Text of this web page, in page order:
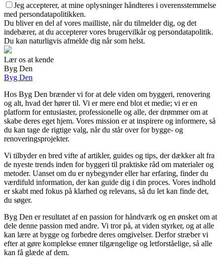
Jeg accepterer, at mine oplysninger håndteres i overensstemmelse
med persondatapolitikken.
Du bliver en del af vores mailliste, når du tilmelder dig, og det
indebærer, at du accepterer vores brugervilkår og persondatapolitik.
Du kan naturligvis afmelde dig når som helst.
Lær os at kende
Byg Den
Byg Den
Hos Byg Den brænder vi for at dele viden om byggeri, renovering
og alt, hvad der hører til. Vi er mere end blot et medie; vi er en
platform for entusiaster, professionelle og alle, der drømmer om at
skabe deres eget hjem. Vores mission er at inspirere og informere, så
du kan tage de rigtige valg, når du står over for bygge- og
renoveringsprojekter.
Vi tilbyder en bred vifte af artikler, guides og tips, der dækker alt fra
de nyeste trends inden for byggeri til praktiske råd om materialer og
metoder. Uanset om du er nybegynder eller har erfaring, finder du
værdifuld information, der kan guide dig i din proces. Vores indhold
er skabt med fokus på klarhed og relevans, så du let kan finde det,
du søger.
Byg Den er resultatet af en passion for håndværk og en ønsket om at
dele denne passion med andre. Vi tror på, at viden styrker, og at alle
kan lære at bygge og forbedre deres omgivelser. Derfor stræber vi
efter at gøre komplekse emner tilgængelige og letforståelige, så alle
kan få glæde af dem.